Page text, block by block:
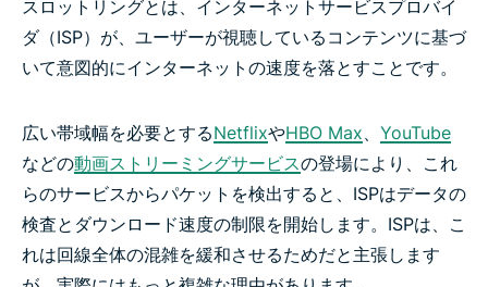
簡単3ステップでISPスロットリングを打破
ISPによる動画ストリーミングの制限を阻止
スロットリングとは、インターネットサービスプロバイ
ダ（ISP）が、ユーザーが視聴しているコンテンツに基づ
いて意図的にインターネットの速度を落とすことです。
広い帯域幅を必要とするNetflixやHBO Max、 YouTube
などの動画ストリーミングサービスの登場により、これ
らのサービスからパケットを検出すると、ISPはデータの
検査とダウンロード速度の制限を開始します。ISPは、こ
れは回線全体の混雑を緩和させるためだと主張します